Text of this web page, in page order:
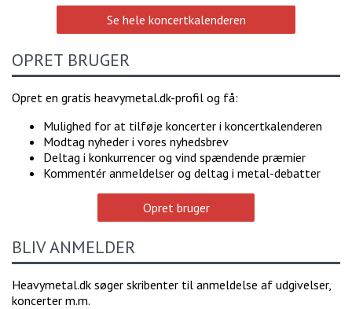
Se hele koncertkalenderen
OPRET BRUGER
Opret en gratis heavymetal.dk-profil og få:
Mulighed for at tilføje koncerter i koncertkalenderen
Modtag nyheder i vores nyhedsbrev
Deltag i konkurrencer og vind spændende præmier
Kommentér anmeldelser og deltag i metal-debatter
Opret bruger
BLIV ANMELDER
Heavymetal.dk søger skribenter til anmeldelse af udgivelser,
koncerter m.m.